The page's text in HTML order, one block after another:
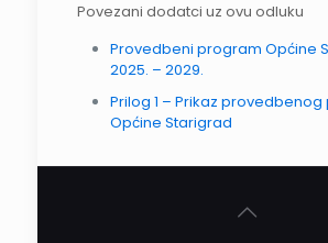
Povezani dodatci uz ovu odluku
Provedbeni program Općine
2025. – 2029.
Prilog 1 – Prikaz
Općine Starigrad